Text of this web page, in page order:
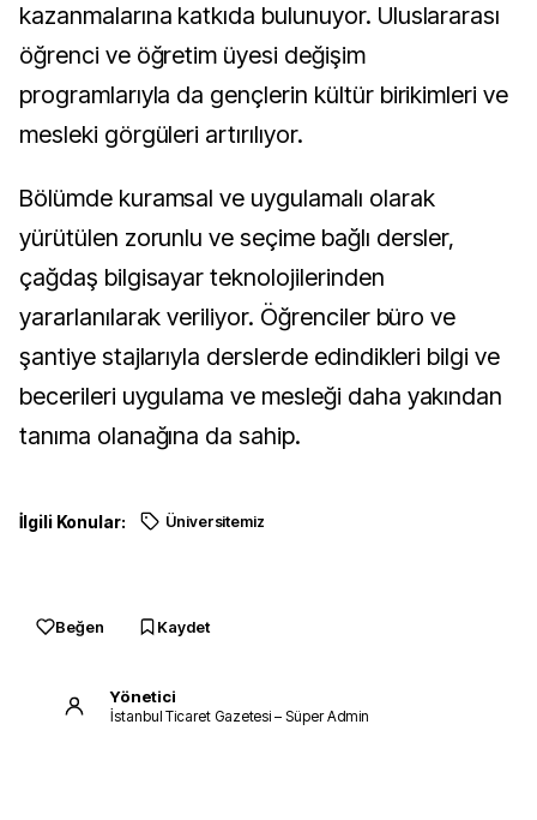
kazanmalarına katkıda bulunuyor. Uluslararası
öğrenci ve öğretim üyesi değişim
programlarıyla da gençlerin kültür birikimleri ve
mesleki görgüleri artırılıyor.
Bölümde kuramsal ve uygulamalı olarak
yürütülen zorunlu ve seçime bağlı dersler,
çağdaş bilgisayar teknolojilerinden
yararlanılarak veriliyor. Öğrenciler büro ve
şantiye stajlarıyla derslerde edindikleri bilgi ve
becerileri uygulama ve mesleği daha yakından
tanıma olanağına da sahip.
İlgili Konular: Üniversitemiz
Beğen Kaydet
Yönetici
İstanbul Ticaret Gazetesi – Süper Admin